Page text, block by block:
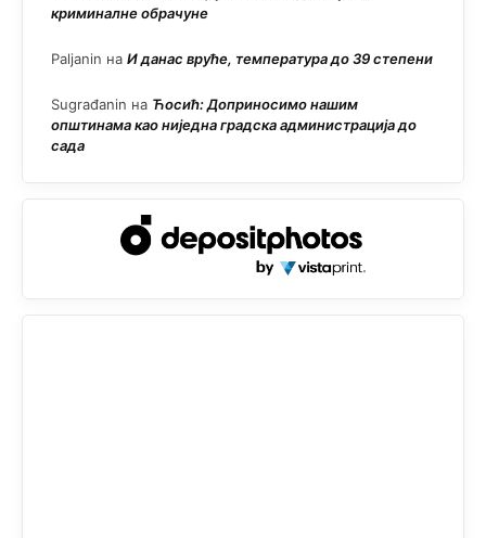
криминалне обрачуне
Paljanin на И данас вруће, температура до 39 степени
Sugrađanin на Ћосић: Доприносимо нашим
општинама као ниједна градска администрација до
сада